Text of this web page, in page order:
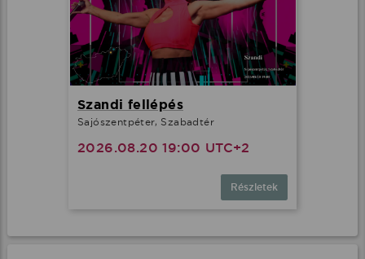
Szandi fellépés
Sajószentpéter, Szabadtér
2026.08.20 19:00 UTC+2
Részletek